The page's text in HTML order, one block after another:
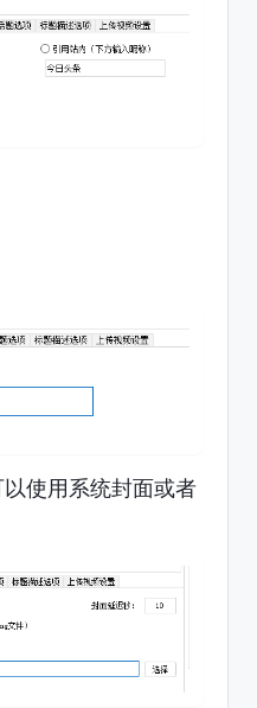
使用系统封面或者